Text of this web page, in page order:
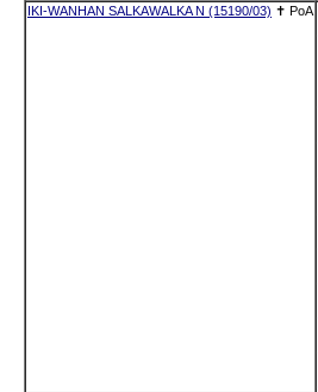
IKI-WANHAN SALKAWALKA N (15190/03) ✝ PoA